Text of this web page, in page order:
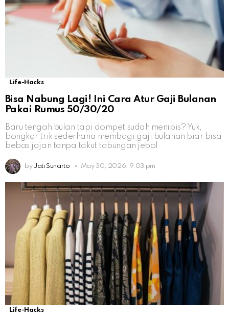
Life-Hacks
Bisa Nabung Lagi! Ini Cara Atur Gaji Bulanan
Pakai Rumus 50/30/20
Baru tengah bulan tapi dompet sudah menipis? Yuk,
bongkar trik sederhana membagi gaji bulanan biar bisa
bebas jajan tanpa takut tabungan jebol
by Jati Sunarto May 30, 2026, 9:03 pm
Life-Hacks